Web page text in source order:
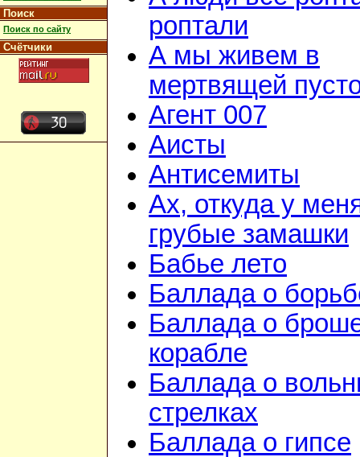
Поиск
Поиск по сайту
Счётчики
роптали
А мы живем в
мертвящей
Агент 007
Аисты
Антисемиты
Ах, откуда у
грубые замашки
Бабье лето
Баллада о
Баллада о
корабле
Баллада о
стрелках
Баллада о гипсе